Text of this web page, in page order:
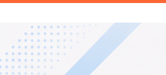
トレンド
新商品や面白い話題
信します。